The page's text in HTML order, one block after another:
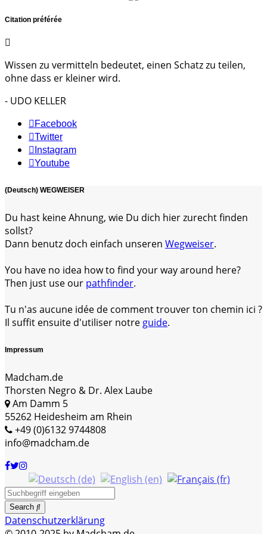
Citation préférée
Wissen zu vermitteln bedeutet, einen Schatz zu teilen,
ohne dass er kleiner wird.
- UDO KELLER
Facebook
Twitter
Instagram
Youtube
(Deutsch) WEGWEISER
Du hast keine Ahnung, wie Du dich hier zurecht finden
sollst?
Dann benutz doch einfach unseren Wegweiser.
You have no idea how to find your way around here?
Then just use our pathfinder.
Tu n'as aucune idée de comment trouver ton chemin ici ?
Il suffit ensuite d'utiliser notre guide.
Impressum
Madcham.de
Thorsten Negro & Dr. Alex Laube
Am Damm 5
55262 Heidesheim am Rhein
+49 (0)6132 9744808
info@madcham.de
Search
Datenschutzerklärung